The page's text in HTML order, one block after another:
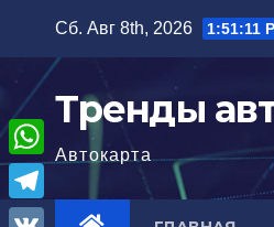
содержимому
Сб. Авг 8th, 2026 1:51:12
Тренды
Автокарта
W
h
T